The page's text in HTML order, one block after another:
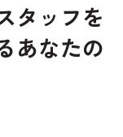
つけスタッ
タッフを
あなたの